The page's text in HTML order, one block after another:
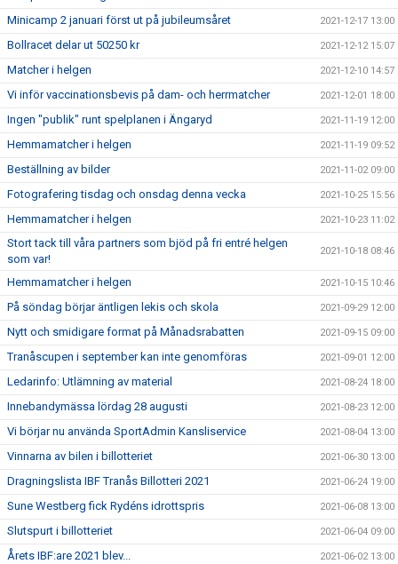
Minicamp 2 januari först ut på jubileumsåret 2021-12-17 13:00
Bollracet delar ut 50250 kr 2021-12-12 15:07
Matcher i helgen 2021-12-10 14:57
Vi inför vaccinationsbevis på dam- och herrmatcher 2021-12-01 18:00
Ingen "publik" runt spelplanen i Ängaryd 2021-11-19 12:00
Hemmamatcher i helgen 2021-11-19 09:52
Beställning av bilder 2021-11-02 09:00
Fotografering tisdag och onsdag denna vecka 2021-10-25 15:56
Hemmamatcher i helgen 2021-10-23 11:02
Stort tack till våra partners som bjöd på fri entré helgen
som var!
2021-10-18 08:46
Hemmamatcher i helgen 2021-10-15 10:46
På söndag börjar äntligen lekis och skola 2021-09-29 12:00
Nytt och smidigare format på Månadsrabatten 2021-09-15 09:00
Tranåscupen i september kan inte genomföras 2021-09-01 12:00
Ledarinfo: Utlämning av material 2021-08-24 18:00
Innebandymässa lördag 28 augusti 2021-08-23 12:00
Vi börjar nu använda SportAdmin Kansliservice 2021-08-04 13:00
Vinnarna av bilen i billotteriet 2021-06-30 13:00
Dragningslista IBF Tranås Billotteri 2021 2021-06-24 19:00
Sune Westberg fick Rydéns idrottspris 2021-06-08 13:00
Slutspurt i billotteriet 2021-06-04 09:00
Årets IBF:are 2021 blev... 2021-06-02 13:00